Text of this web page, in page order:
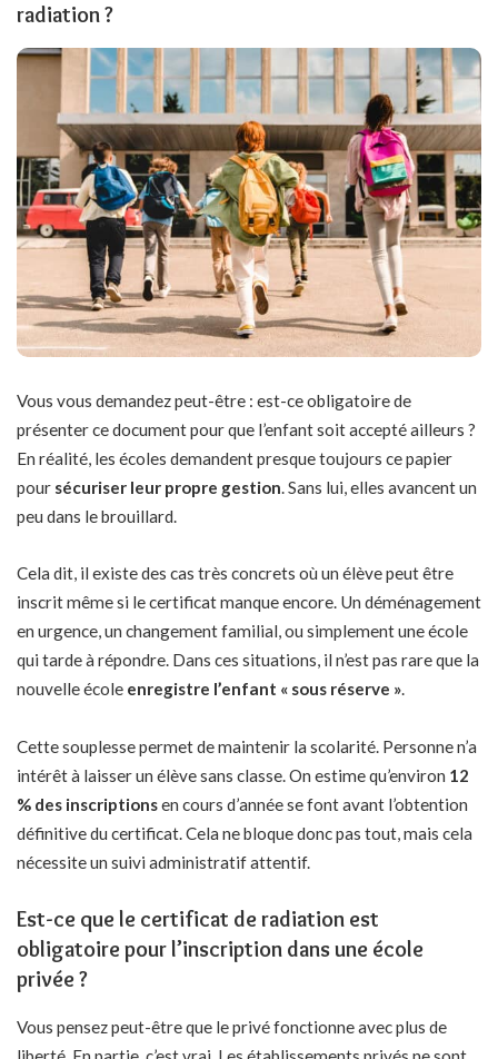
radiation ?
Vous vous demandez peut-être : est-ce obligatoire de
présenter ce document pour que l’enfant soit accepté ailleurs ?
En réalité, les écoles demandent presque toujours ce papier
pour sécuriser leur propre gestion. Sans lui, elles avancent un
peu dans le brouillard.
Cela dit, il existe des cas très concrets où un élève peut être
inscrit même si le certificat manque encore. Un déménagement
en urgence, un changement familial, ou simplement une école
qui tarde à répondre. Dans ces situations, il n’est pas rare que la
nouvelle école enregistre l’enfant « sous réserve ».
Cette souplesse permet de maintenir la scolarité. Personne n’a
intérêt à laisser un élève sans classe. On estime qu’environ 12
% des inscriptionsen cours d’année se font avant l’obtention
définitive du certificat. Cela ne bloque donc pas tout, mais cela
nécessite un suivi administratif attentif.
Est-ce que le certificat de radiation est
obligatoire pour l’inscription dans une école
privée ?
Vous pensez peut-être que le privé fonctionne avec plus de